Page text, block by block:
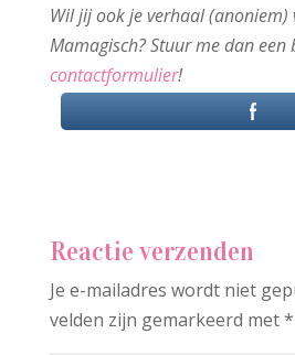
Wil jij ook je verhaal (anoniem)
Mamagisch? Stuur me dan een
contactformulier!
Reactie verzenden
Je e-mailadres wordt niet
velden zijn gemarkeerd met*